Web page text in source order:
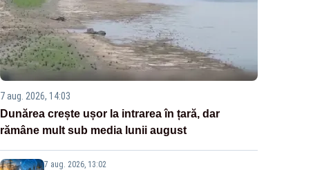
7 aug. 2026, 14:03
Dunărea crește ușor la intrarea în țară, dar
rămâne mult sub media lunii august
7 aug. 2026, 13:02